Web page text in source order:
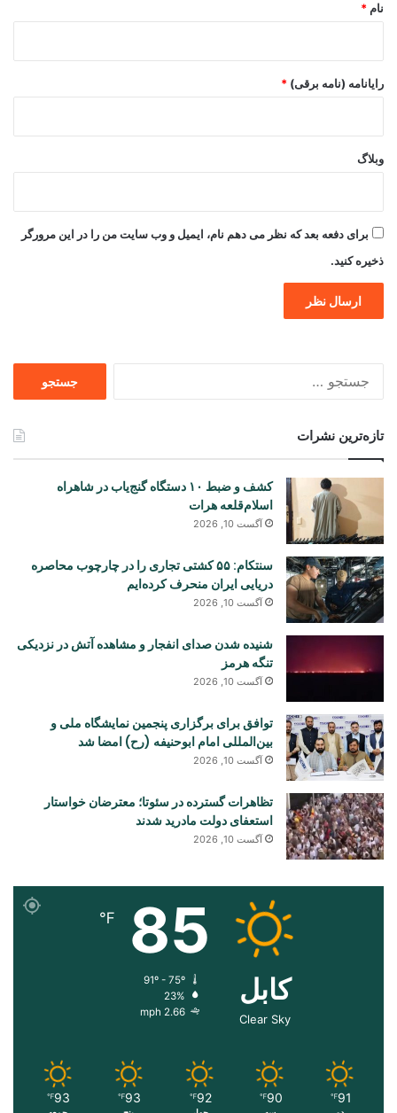
نام *
رایانامه (نامه برقی) *
وبلاگ
برای دفعه بعد که نظر می دهم نام، ایمیل و وب سایت من را در این مرورگر
ذخیره کنید.
تازه‌ترین نشرات
کشف و ضبط ۱۰ دستگاه گنج‌یاب در شاهراه
اسلام‌قلعه هرات
آگست 10, 2026
سنتکام: ۵۵ کشتی تجاری را در چارچوب محاصره
دریایی ایران منحرف کرده‌ایم
آگست 10, 2026
شنیده شدن صدای انفجار و مشاهده آتش در نزدیکی
تنگه هرمز
آگست 10, 2026
توافق برای برگزاری پنجمین نمایشگاه ملی و
بین‌المللی امام ابوحنیفه (رح) امضا شد
آگست 10, 2026
تظاهرات گسترده در سئوتا؛ معترضان خواستار
استعفای دولت مادرید شدند
آگست 10, 2026
کابل
Clear Sky
85
℉
23%
2.66 mph
91
℉
90
℉
92
℉
93
℉
93
℉